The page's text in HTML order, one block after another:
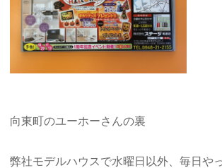
向東町のユーホーさんの裏
弊社モデルハウスで水曜日以外、毎日や